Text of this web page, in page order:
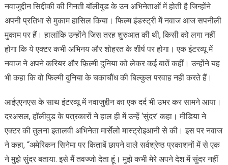
नवाजुद्दीन सिद्दीकी की गिनती बॉलीवुड के उन अभिनेताओं में होती है जिन्होंने
अपनी प्रतिभा से मुकाम हासिल किया। फिल्म इंडस्ट्री में नवाज आज सपनीली
मुकाम पर हैं। हालांकि उन्होंने जिस तरह शुरुआत की थी, किसी को लगा नहीं
होगा कि ये एक्टर कभी अभिनय और शोहरत के शीर्ष पर होगा। एक इंटरव्यू में
नवाज ने अपने करियर और फ़िल्मी दुनिया को लेकर कई बातें कहीं। उन्होंने यह
भी कहा कि वो फिल्मी दुनिया के चकाचौंध की बिल्कुल परवाह नहीं करते हैं।
आईएएनएस के साथ इंटरव्यू में नवाजुद्दीन का एक दर्द भी उभर कर सामने आया।
दरअसल, हॉलीवुड के पत्रकारों ने हाल ही में उन्हें ‘सुंदर’ कहा। मीडिया ने
एक्टर की तुलना इतालवी अभिनेता मार्सेलो मास्ट्रोइआनी से की। इस पर नवाज
ने कहा, “अमेरिकन सिनेमा पर किताबें छापने वाले सर्वश्रेष्ठ प्रकाशनों में से एक
ने मुझे सुंदर बताया. इसे मैं तवज्जो देता हूं। मुझे कभी मेरे अपने देश में सुंदर नहीं